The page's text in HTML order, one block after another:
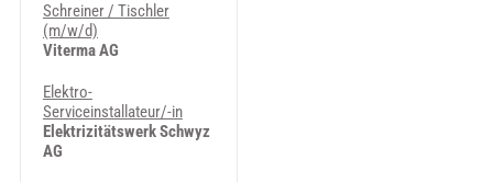
Schreiner / Tischler
(m/w/d)
Viterma AG
Elektro-
Serviceinstallateur/-in
Elektrizitätswerk Schwyz
AG